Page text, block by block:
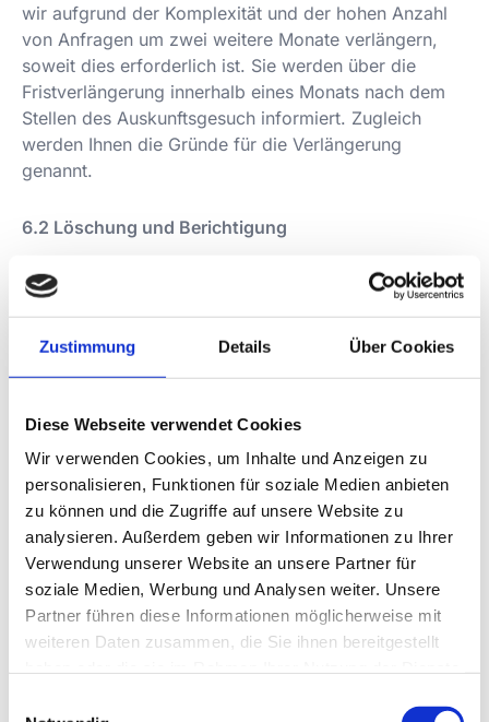
Zustimmung Details Über Cookies
Diese Webseite verwendet Cookies
Wir verwenden Cookies, um Inhalte und Anzeigen zu
personalisieren, Funktionen für soziale Medien anbieten
zu können und die Zugriffe auf unsere Website zu
analysieren. Außerdem geben wir Informationen zu Ihrer
Verwendung unserer Website an unsere Partner für
soziale Medien, Werbung und Analysen weiter. Unsere
Partner führen diese Informationen möglicherweise mit
weiteren Daten zusammen, die Sie ihnen bereitgestellt
wir aufgrund der Komplexität und der hohen Anzahl
von Anfragen um zwei weitere Monate verlängern,
soweit dies erforderlich ist. Sie werden über die
Fristverlängerung innerhalb eines Monats nach dem
Stellen des Auskunftsgesuch informiert. Zugleich
werden Ihnen die Gründe für die Verlängerung
genannt.
Löschung und Berichtigung
Sie haben jederzeit die Möglichkeit, die Löschung
oder Berichtigung bzw. Vervollständigung Ihrer Daten
zu verlangen, sofern keine gesetzlichen
Aufbewahrungspflichten oder ein gesetzlicher
Erlaubnistatbestand entgegenstehen.
unter Umständen im Konflikt mit vertraglichen
Vereinbarungen stehen und entsprechende
Auswirkungen auf die Vertragsdurchführung haben
kann (z.B. vorzeitige Vertragsauflösung oder
Kostenfolgen).
Einschränkung der Bearbeitung
Sie haben ausserdem das Recht, eine Einschränkung
unrechtmässig ist, die Daten nicht länger benötigt